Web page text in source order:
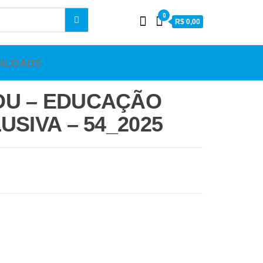
0
R$ 0,00
– EDUCAÇÃO
– 54_2025